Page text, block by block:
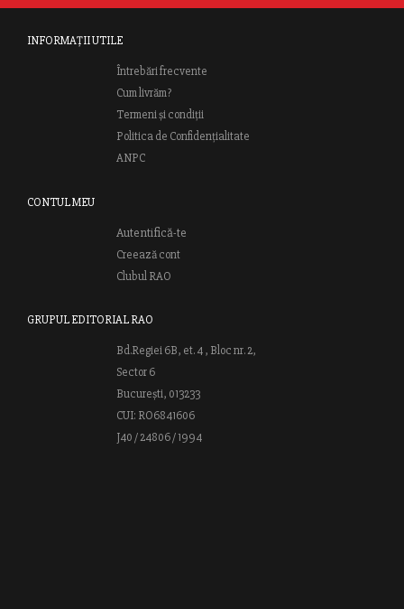
INFORMAȚII UTILE
Întrebări frecvente
Cum livrăm?
Termeni și condiții
Politica de Confidențialitate
ANPC
CONTUL MEU
Autentifică-te
Creează cont
Clubul RAO
GRUPUL EDITORIAL RAO
Bd.Regiei 6B, et. 4 , Bloc nr. 2,
Sector 6
București, 013233
CUI: RO6841606
J40 / 24806 / 1994